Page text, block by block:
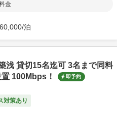
金
60,000/泊
浅 貸切15名迄可 3名まで同料
100Mbps！
即予約
対策あり